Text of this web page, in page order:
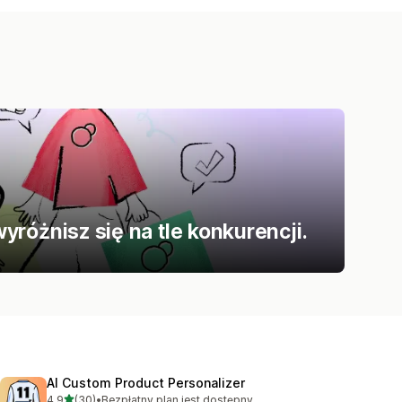
się na tle konkurencji.
AI Custom Product Personalizer
na 5 gwiazdek